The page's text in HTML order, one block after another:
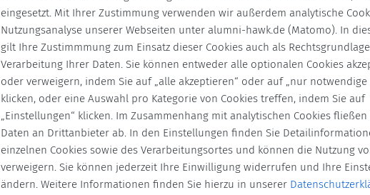
17. März 2026 von 19:00 20:45
An-/Abmeldefrist 10. März 2026
Vergangene
eingesetzt. Mit Ihrer Zustimmung verwenden wir außerdem analytische
Nutzungsanalyse unserer Webseiten unter alumni-hawk.de (Matomo). In
gilt Ihre Zustimmmung zum Einsatz dieser Cookies auch als
Verarbeitung Ihrer Daten. Sie können entweder alle optionalen Cookies
oder verweigern, indem Sie auf „alle akzeptieren“ oder auf „nur notwendige
klicken, oder eine Auswahl pro Kategorie von Cookies treffen, indem Sie auf
„Einstellungen“ klicken. Im Zusammenhang mit analytischen Cookies fließen
Daten an Drittanbieter ab. In den Einstellungen finden Sie
einzelnen Cookies sowie des Verarbeitungsortes und können die Nutzung
verweigern. Sie können jederzeit Ihre Einwilligung widerrufen und Ihre
ändern. Weitere Informationen finden Sie hierzu in unserer